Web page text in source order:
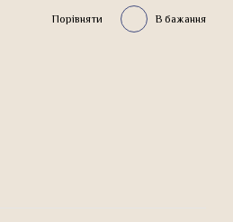
Порівняти В бажання